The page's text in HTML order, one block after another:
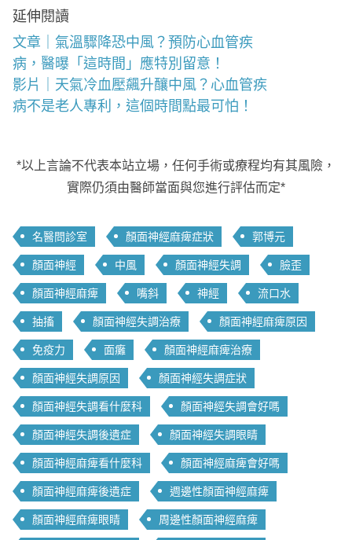
延伸閱讀
文章｜氣溫驟降恐中風？預防心血管疾
病，醫曝「這時間」應特別留意！
影片｜天氣冷血壓飆升釀中風？心血管疾
病不是老人專利，這個時間點最可怕！
*以上言論不代表本站立場，任何手術或療程均有其風險，
實際仍須由醫師當面與您進行評估而定*
名醫問診室 顏面神經麻痺症狀 郭博元
顏面神經 中風 顏面神經失調 臉歪
顏面神經麻痺 嘴斜 神經 流口水
抽搐 顏面神經失調治療 顏面神經麻痺原因
免疫力 面癱 顏面神經麻痺治療
顏面神經失調原因 顏面神經失調症狀
顏面神經失調看什麼科 顏面神經失調會好嗎
顏面神經失調後遺症 顏面神經失調眼睛
顏面神經麻痺看什麼科 顏面神經麻痺會好嗎
顏面神經麻痺後遺症 週邊性顏面神經麻痺
顏面神經麻痺眼睛 周邊性顏面神經麻痺